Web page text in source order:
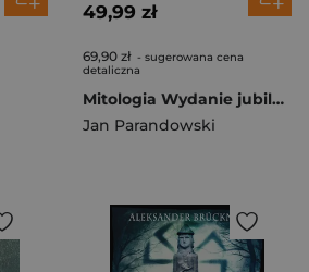
49,99 zł
69,90 zł - sugerowana cena
detaliczna
Mitologia Wydanie jubileuszowe
Jan Parandowski